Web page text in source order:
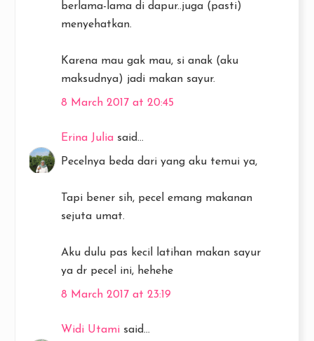
berlama-lama di dapur..juga (pasti)
menyehatkan.
Karena mau gak mau, si anak (aku
maksudnya) jadi makan sayur.
8 March 2017 at 20:45
Erina Julia said...
Pecelnya beda dari yang aku temui ya,
Tapi bener sih, pecel emang makanan
sejuta umat.
Aku dulu pas kecil latihan makan sayur
ya dr pecel ini, hehehe
8 March 2017 at 23:19
Widi Utami said...